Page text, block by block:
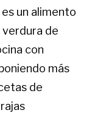
un alimento
verdura de
con
más
de